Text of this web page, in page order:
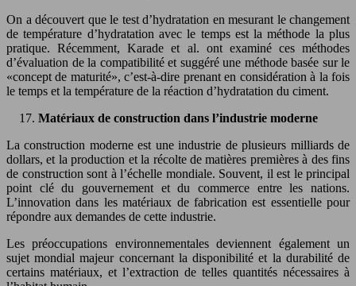
On a découvert que le test d’hydratation en mesurant le changement
de température d’hydratation avec le temps est la méthode la plus
pratique. Récemment, Karade et al. ont examiné ces méthodes
d’évaluation de la compatibilité et suggéré une méthode basée sur le
«concept de maturité», c’est-à-dire prenant en considération à la fois
le temps et la température de la réaction d’hydratation du ciment.
Matériaux de construction dans l’industrie moderne
La construction moderne est une industrie de plusieurs milliards de
dollars, et la production et la récolte de matières premières à des fins
de construction sont à l’échelle mondiale. Souvent, il est le principal
point clé du gouvernement et du commerce entre les nations.
L’innovation dans les matériaux de fabrication est essentielle pour
répondre aux demandes de cette industrie.
Les préoccupations environnementales deviennent également un
sujet mondial majeur concernant la disponibilité et la durabilité de
certains matériaux, et l’extraction de telles quantités nécessaires à